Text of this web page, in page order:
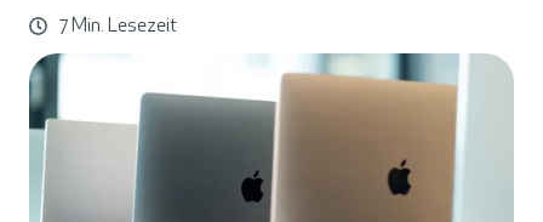
7 Min. Lesezeit